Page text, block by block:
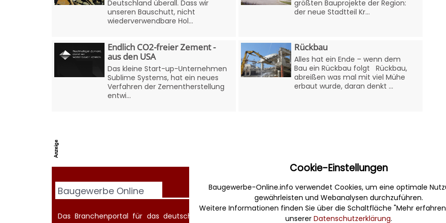
Deutschland überall. Dass wir
unseren Bauschutt, nicht
wiederverwendbare Hol...
größten Bauprojekte der Region:
der neue Stadtteil Kr...
Endlich CO2-freier Zement -
aus den USA
Das kleine Start-up-Unternehmen
Sublime Systems, hat ein neues
Verfahren der Zementherstellung
entwi...
Rückbau
Alles hat ein Ende – wenn dem
Bau ein Rückbau folgt Rückbau,
abreißen was mal mit viel Mühe
erbaut wurde, daran denkt ...
Baugewerbe Online
Das Branchenportal für das deutsche Baugewerbe. Informativ,
Sonstiges
Werbung
Cookie-Einstellungen
Baugewerbe-Online.info verwendet Cookies, um eine optimale
gewährleisten und Webanalysen durchzuführen.
Weitere Informationen finden Sie über die Schaltfläche "Mehr
unserer Datenschutzerklärung.